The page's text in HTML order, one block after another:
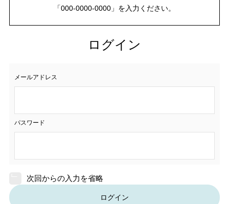
「000-0000-0000」を入力ください。
ログイン
メールアドレス
パスワード
次回からの入力を省略
ログイン